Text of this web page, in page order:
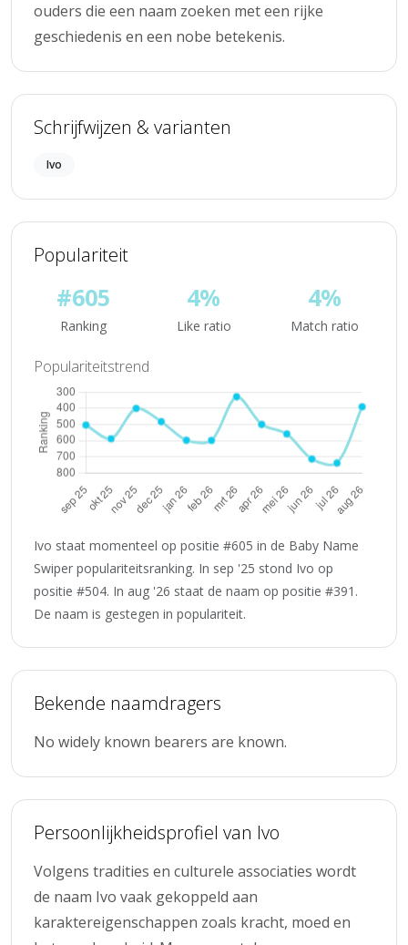
ouders die een naam zoeken met een rijke
geschiedenis en een nobe betekenis.
Schrijfwijzen & varianten
Ivo
Populariteit
#605
Ranking
4%
Like ratio
4%
Match ratio
Populariteitstrend
Ivo staat momenteel op positie #605 in de Baby Name
Swiper populariteitsranking. In sep '25 stond Ivo op
positie #504. In aug '26 staat de naam op positie #391.
De naam is gestegen in populariteit.
Bekende naamdragers
No widely known bearers are known.
Persoonlijkheidsprofiel van Ivo
Volgens tradities en culturele associaties wordt
de naam Ivo vaak gekoppeld aan
karaktereigenschappen zoals kracht, moed en